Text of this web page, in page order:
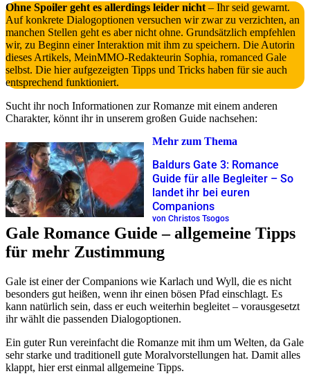
Ohne Spoiler geht es allerdings leider nicht – Ihr seid gewarnt.
Auf konkrete Dialogoptionen versuchen wir zwar zu verzichten, an
manchen Stellen geht es aber nicht ohne. Grundsätzlich empfehlen
wir, zu Beginn einer Interaktion mit ihm zu speichern. Die Autorin
dieses Artikels, MeinMMO-Redakteurin Sophia, romanced Gale
selbst. Die hier aufgezeigten Tipps und Tricks haben für sie auch
entsprechend funktioniert.
Sucht ihr noch Informationen zur Romanze mit einem anderen
Charakter, könnt ihr in unserem großen Guide nachsehen:
Mehr zum Thema
Baldurs Gate 3: Romance
Guide für alle Begleiter – So
landet ihr bei euren
Companions
von Christos Tsogos
Gale Romance Guide – allgemeine Tipps
für mehr Zustimmung
Gale ist einer der Companions wie Karlach und Wyll, die es nicht
besonders gut heißen, wenn ihr einen bösen Pfad einschlagt. Es
kann natürlich sein, dass er euch weiterhin begleitet – vorausgesetzt
ihr wählt die passenden Dialogoptionen.
Ein guter Run vereinfacht die Romanze mit ihm um Welten, da Gale
sehr starke und traditionell gute Moralvorstellungen hat. Damit alles
klappt, hier erst einmal allgemeine Tipps.